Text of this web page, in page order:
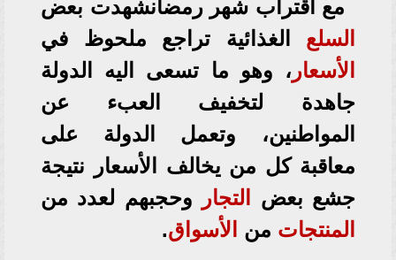
مع اقتراب شهر رمضانشهدت بعض
السلع الغذائية تراجع ملحوظ في
الأسعار ، وهو ما تسعى اليه الدولة
جاهدة لتخفيف العبء عن
المواطنين، وتعمل الدولة على
معاقبة كل من يخالف الأسعار نتيجة
جشع بعض
التجار
وحجبهم لعدد من
المنتجات من الأسواق.